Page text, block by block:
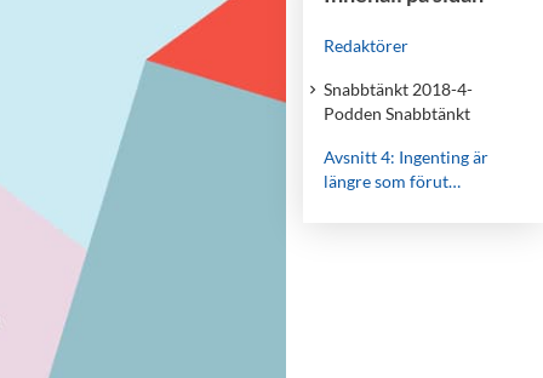
Redaktörer
Snabbtänkt 2018-4-
Podden Snabbtänkt
Avsnitt 4: Ingenting är
längre som förut…